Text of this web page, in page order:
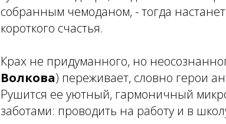
собранным чемоданом, - тогда
короткого счастья.
Крах не придуманного, но
Волкова) переживает, словно герои
Рушится ее уютный, гармоничный
заботами: проводить на работу и в